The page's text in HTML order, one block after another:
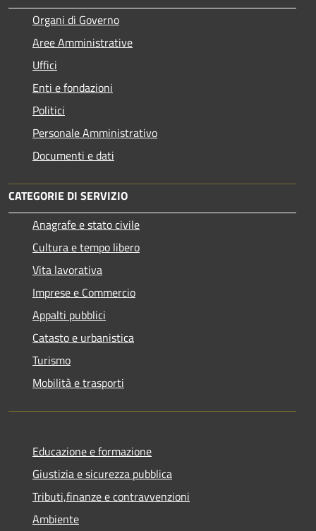
Organi di Governo
Aree Amministrative
Uffici
Enti e fondazioni
Politici
Personale Amministrativo
Documenti e dati
CATEGORIE DI SERVIZIO
Anagrafe e stato civile
Cultura e tempo libero
Vita lavorativa
Imprese e Commercio
Appalti pubblici
Catasto e urbanistica
Turismo
Mobilità e trasporti
Educazione e formazione
Giustizia e sicurezza pubblica
Tributi,finanze e contravvenzioni
Ambiente